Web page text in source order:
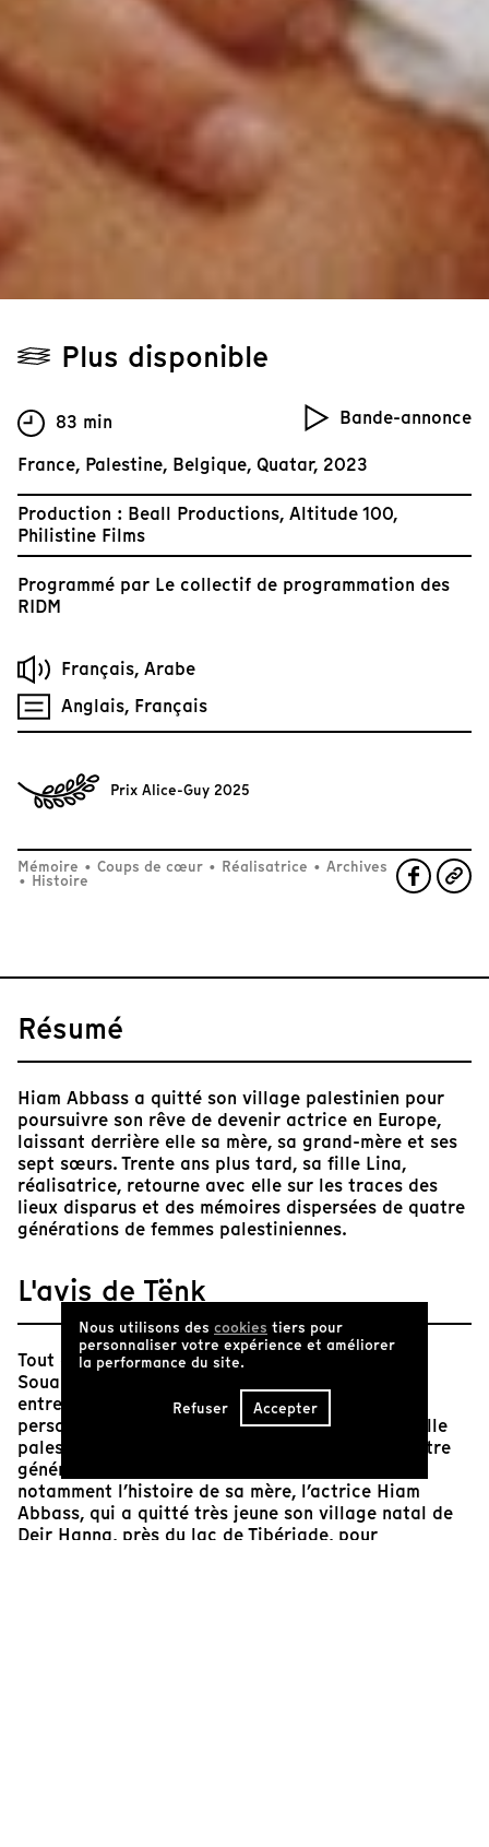
Plus disponible
Bande-annonce
83 min
France, Palestine, Belgique, Quatar, 2023
Production : Beall Productions, Altitude 100,
Philistine Films
Programmé par Le collectif de programmation des
RIDM
Français, Arabe
Anglais, Français
Prix Alice-Guy 2025
Mémoire • Coups de cœur • Réalisatrice • Archives
• Histoire
Résumé
Hiam Abbass a quitté son village palestinien pour
poursuivre son rêve de devenir actrice en Europe,
laissant derrière elle sa mère, sa grand-mère et ses
sept sœurs. Trente ans plus tard, sa fille Lina,
réalisatrice, retourne avec elle sur les traces des
lieux disparus et des mémoires dispersées de quatre
générations de femmes palestiniennes.
L'avis de Tënk
Tout en intimité, le second long métrage de Lina
Soualem,
entre documents d’archives, poésie et narration
personnelle pour recomposer le récit de sa famille
palestinienne. Portant un regard inspiré sur quatre
générations de femmes, la cinéaste revisite
notamment l’histoire de sa mère, l’actrice Hiam
Abbass, qui a quitté très jeune son village natal de
Deir Hanna, près du lac de Tibériade, pour
Nous utilisons des cookies tiers pour
personnaliser votre expérience et améliorer
la performance du site.
Refuser Accepter